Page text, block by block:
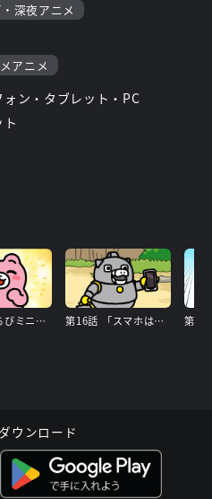
深夜アニメ
アニメ
ン・タブレット・PC
第15話 「ちびミニラはしっかり者」 第16話 「スマホはべんり」
ウンロード